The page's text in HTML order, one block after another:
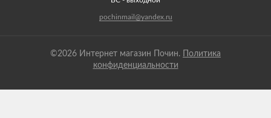
pochinmail@yandex.ru
©2026 Интернет магазин Почин.
Политика
конфиденциальности